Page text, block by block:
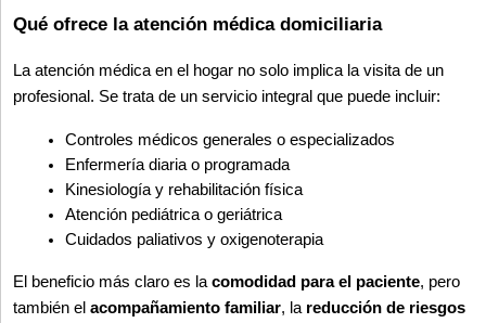
Qué ofrece la atención médica domiciliaria
La atención médica en el hogar no solo implica la visita de un
profesional. Se trata de un servicio integral que puede incluir:
Controles médicos generales o especializados
Enfermería diaria o programada
Kinesiología y rehabilitación física
Atención pediátrica o geriátrica
Cuidados paliativos y oxigenoterapia
El beneficio más claro es la comodidad para el paciente, pero
también el acompañamiento familiar, la reducción de riesgos